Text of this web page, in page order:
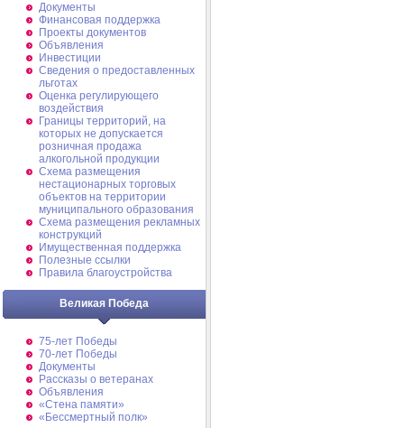
Документы
Финансовая поддержка
Проекты документов
Объявления
Инвестиции
Сведения о предоставленных
льготах
Оценка регулирующего
воздействия
Границы территорий, на
которых не допускается
розничная продажа
алкогольной продукции
Схема размещения
нестационарных торговых
объектов на территории
муниципального образования
Схема размещения рекламных
конструкций
Имущественная поддержка
Полезные ссылки
Правила благоустройства
Великая Победа
75-лет Победы
70-лет Победы
Документы
Рассказы о ветеранах
Объявления
«Стена памяти»
«Бессмертный полк»